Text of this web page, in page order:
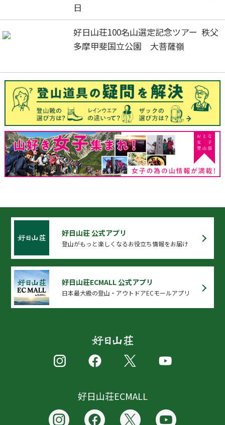
日
好日山荘100名山選定記念ツアー 秩父
多摩甲斐国立公園 大菩薩嶺
好日山荘 公式アプリ
登山がもっと楽しくなるお役立ち情報をお届け
好日山荘ECMALL 公式アプリ
日本最大級の登山・アウトドアECモールアプリ
好日山荘ECMALL